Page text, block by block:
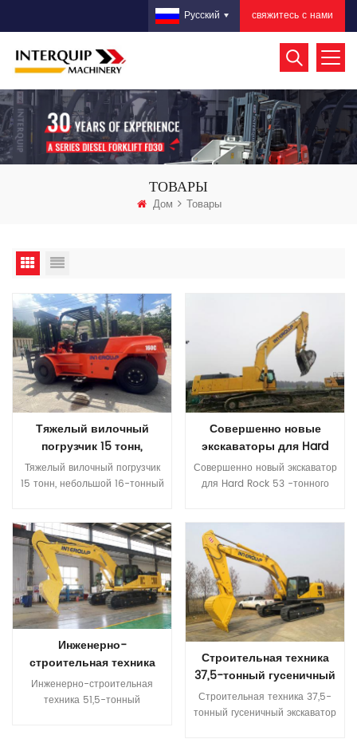
свяжитесь с нами
Русский
ТОВАРЫ
Дом Товары
Тяжелый вилочный
погрузчик 15 тонн,
небольшой 16-тонный
дизельный вилочный
Тяжелый вилочный погрузчик
15 тонн, небольшой 16-тонный
вилочного погрузчика
грузоподъемностью 15 тонн
Элемент CPCD160（C）
Функции Номинальная
нагрузка Кг 16000 Центр
нагрузки мм 600 Колесная
база мм 3250 Масса Масса кг
18000 Шасси Характеристики
шин: Передние 12.00-20
11.00-20 Количество шин,
передние/задние (диски X-
Прочитайте Больше
Совершенно новые
экскаваторы для Hard
Rock 53 -тонного
оборудования для
Совершенно новый экскаватор
для Hard Rock 53 -тонного
конфигурация первоклассного
ядра Двигатели Isuzu
соответствуют выбросам III
стадии, экономя топливо и
энергию. Международный
бренд основной насос и
основной клапан
Гидравлические компоненты
мирового бренда
обеспечивают высокую
надежность гидравлической
системы *Большая надежность
Прочитайте Больше
Инженерно-
строительная техника
51,5-тонный гусеничный
экскаватор на продажу
Инженерно-строительная техника 51,5-тонный гусеничный экскаватор на продажу * Высококачественная первоклассная конфигурация ядра Двигатели Isuzu соответствуют требованиям по выбросам Stage III, что позволяет экономить топливо и энергию. Главный насос и главный клапан международного бренда Гидравлические компоненты мировых брендов обеспечивают высокую надежность гидравлической системы. * Повышенная надежность и долговечность. Прочный, высокопрочный корпус Усиленные детали конструкции стрелы, рукояти и ковша. * Более согласованный комфорт Новая кабина повышенной жесткости, тихая и комфортная. Цветной ЖК-монитор для удобного мониторинга и обслуживания. Различные режимы работы и дополнительные размеры Технические характеристики МОДЕЛЬ Единица ИТК 520,9 Эксплуатационная масса Тонна 51,5 Емкость ковша м³ 2,8-3,6 Инженерная модель ИСУЗУ 6WG1 КУММИНС QSM11 Номинальная мощность кВт/об/мин 300/1800 299/1800 Объем топливного бака л 650 Скорость путешествия км/ч 4,8/3,0 Скорость поворота об/мин 8,6 Максимальная степень подъема ° 70 Усилие копания ковша при максимальной мощности ISO КН 298 Среднее давление заземления КНА 86 Модель гидравлического насоса ИнЛайн V90N230DP К5В212ДПХ Максимальный поток л/мин 414x2 385*2 Установочное давление МПа 37 Объем гидробака л 335 Общая длина мм 11600 B Общая ширина мм 3340 C Общая высота ( до верха стрелы ) мм 4050 D Общая высота ( до верха кабины ) мм 3280 E Дорожный просвет противовеса мм 1300 Ф Мин. Дорожный просвет мм 720 G Радиус поворота хвоста мм 3845 H Длина заземления мм 4360 J Длина гусеницы мм 5390 K Ширина колеи мм 2740 L ширина следа мм 3340 Ширина башмака M- гусеницы мм 600 N Ширина проигрывателя мм 3240 О Макс. высота копания мм 10000 П Макс. высота разгрузки мм 6760 Q Макс. глубина копания мм 6260 Р Макс. глубина копания вертикальной стены мм 5620 С Макс. глубина копания для горизонтальной плоскости 2,5 м. мм 6070 Т Макс. копать мм 10580 U Макс. вылет копания на уровне земли мм 10360 В Мин. радиус поворота мм 4825 Вт Макс. высота при минимальном радиусе поворота мм 9250 X Расстояние от центра поворота до задней части мм 3845 Z Высота противовеса мм
Строительная техника
37,5-тонный гусеничный
экскаватор Средний
экскаватор
Строительная техника 37,5-тонный гусеничный экскаватор Средний экскаватор Строительное оборудование * Высококачественная первоклассная конфигурация ядра Двигатели Isuzu соответствуют требованиям по выбросам Stage III, что позволяет экономить топливо и энергию. Главный насос и главный клапан международного бренда Гидравлические компоненты мировых брендов обеспечивают высокую надежность гидравлической системы. * Повышенная надежность и долговечность. Прочный, высокопрочный корпус Усиленные детали конструкции стрелы, рукояти и ковша. * Более согласованный комфорт Новая кабина повышенной жесткости, тихая и комфортная. Цветной ЖК-монитор для удобного мониторинга и обслуживания. Различные режимы работы и дополнительные размеры Технические характеристики МОДЕЛЬ Единица ИТК 390,9 Эксплуатационная масса Тонна 37,5 Емкость ковша м³ 1,6-1,9 Инженерная модель 五十铃6HK1X Номинальная мощность кВт/об/мин 212/2000 Объем топливного бака л 595 Скорость путешествия км/ч 5,2/3,3 Скорость поворота об/мин 8,5 Максимальная степень подъема ° 70 Усилие копания ковша при максимальной мощности ISO КН 256 Среднее давление заземления КНА 70,8 Модель гидравлического насоса ИнЛайн В90Н180/КПМ К5В160ДТ Максимальный поток л/мин 360x2/320x2 Установочное давление МПа 37 Объем гидробака л 310 Общая длина мм 11150 B Общая ширина мм 3190 C Общая высота （до верха стрелы мм 3280 D Общая высота ( до верха кабины ) мм 3280 E Дорожный просвет противовеса мм 1210 Ф Мин. Дорожный просвет мм 495 G Радиус поворота хвоста мм 3420 H Длина заземления мм 4030 J Длина гусеницы мм 4955 K Ширина колеи мм 2590 L ширина следа мм 3190 Ширина башмака M- гусеницы мм 600 N Ширина проигрывателя мм 2995 год О Макс. высота копания мм 9800 П Макс. высота разгрузки мм 6830 Q Макс. глубина копания мм 6890 Р Макс. глубина копания вертикальной стены мм 6000 С Макс. глубина копания для горизонтальной плоскости 2,5 м. мм 6800 Т Макс. копать мм 10800 U Макс. вылет копания на уровне земли мм 10600 В Мин. радиус поворота мм 4285 Вт Макс. высота при минимальном радиусе поворота мм 8500 X Расстояние от центра поворота до задней части мм 3420 Z Высота противовеса мм 2715 А1 Длина заземления (при транспортировке) мм